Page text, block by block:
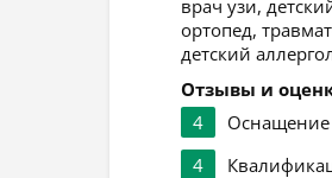
врач узи,
ортопед,
детский
Отзывы и
4
4